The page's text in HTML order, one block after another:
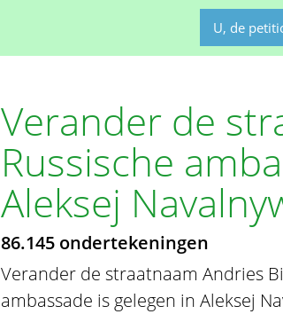
U, de
Verander de
Russische
Aleksej
86.145 ondertekeningen
Verander de straatnaam Andries
ambassade is gelegen in Aleksej